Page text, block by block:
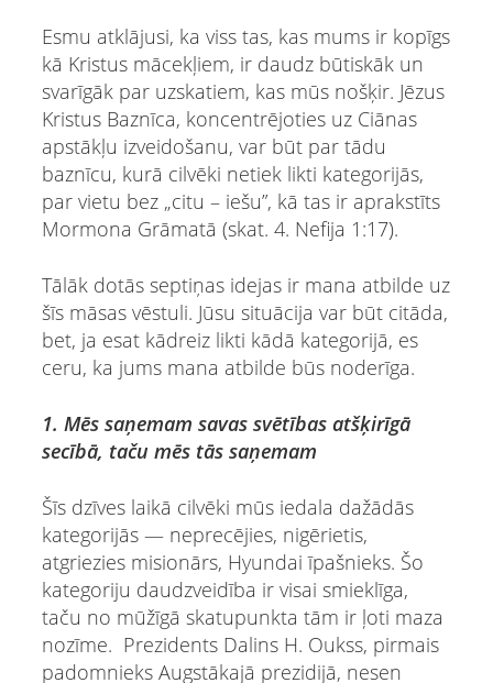
Esmu atklājusi, ka viss tas, kas mums ir kopīgs
kā Kristus mācekļiem, ir daudz būtiskāk un
svarīgāk par uzskatiem, kas mūs nošķir. Jēzus
Kristus Baznīca, koncentrējoties uz Ciānas
apstākļu izveidošanu, var būt par tādu
baznīcu, kurā cilvēki netiek likti kategorijās,
par vietu bez „citu – iešu”, kā tas ir aprakstīts
Mormona Grāmatā (skat. 4. Nefija 1:17).
Tālāk dotās septiņas idejas ir mana atbilde uz
šīs māsas vēstuli. Jūsu situācija var būt citāda,
bet, ja esat kādreiz likti kādā kategorijā, es
ceru, ka jums mana atbilde būs noderīga.
1. Mēs saņemam savas svētības atšķirīgā
secībā, taču mēs tās saņemam
Šīs dzīves laikā cilvēki mūs iedala dažādās
kategorijās — neprecējies, nigērietis,
atgriezies misionārs, Hyundai īpašnieks. Šo
kategoriju daudzveidība ir visai smieklīga,
taču no mūžīgā skatupunkta tām ir ļoti maza
nozīme. Prezidents Dalins H. Oukss, pirmais
padomnieks Augstākajā prezidijā, nesen